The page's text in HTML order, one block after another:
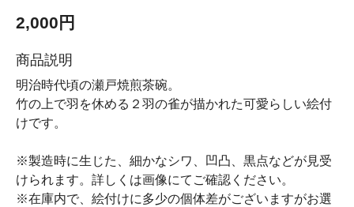
2,000円
商品説明
明治時代頃の瀬戸焼煎茶碗。
竹の上で羽を休める２羽の雀が描かれた可愛らしい絵付
けです。
※製造時に生じた、細かなシワ、凹凸、黒点などが見受
けられます。詳しくは画像にてご確認ください。
※在庫内で、絵付けに多少の個体差がございますがお選